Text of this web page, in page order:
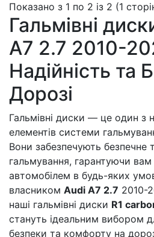
Показано з 1 по 2 із 2 (1
Гальмівні
A7 2.7 2010-
Надійність та
Дорозі
Гальмівні диски — це один з
елементів системи
Вони забезпечують безпечне
гальмування, гарантуючи
автомобілем в будь-яких
власником Audi A7 2.7 2010-
наші гальмівні диски R1
стануть ідеальним вибором
безпеки та комфорту на